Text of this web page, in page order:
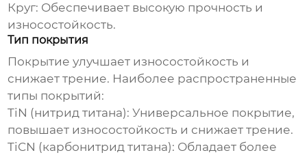
Круг: Обеспечивает высокую прочность и
износостойкость.
Тип покрытия
Покрытие улучшает износостойкость и
снижает трение. Наиболее распространенные
типы покрытий:
TiN (нитрид титана): Универсальное покрытие,
повышает износостойкость и снижает трение.
TiCN (карбонитрид титана): Обладает более